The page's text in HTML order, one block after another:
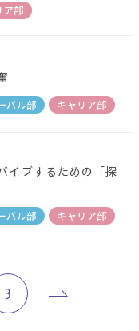
ア部
バル部 キャリア部
イブするための「探
バル部 キャリア部
3